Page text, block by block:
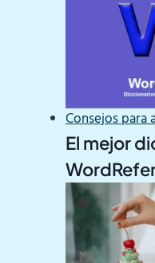
Consejos para
El mejor